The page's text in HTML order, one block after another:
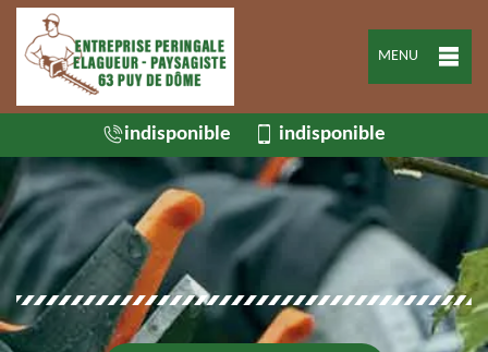
MENU
indisponible indisponible